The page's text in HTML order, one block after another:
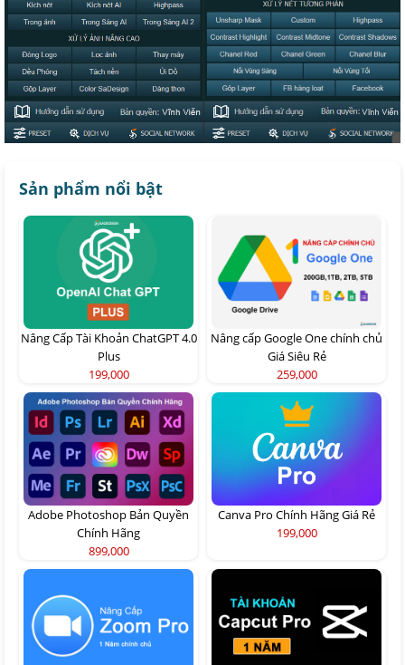
Sản phẩm nổi bật
Nâng Cấp Tài Khoản ChatGPT 4.0
Plus
199,000
Nâng cấp Google One chính chủ
Giá Siêu Rẻ
259,000
Adobe Photoshop Bản Quyền
Chính Hãng
899,000
Canva Pro Chính Hãng Giá Rẻ
199,000